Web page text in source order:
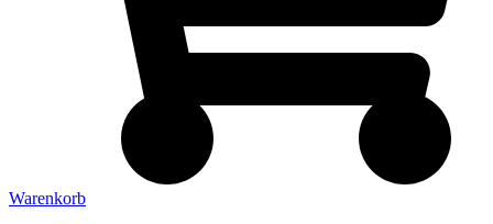
Warenkorb